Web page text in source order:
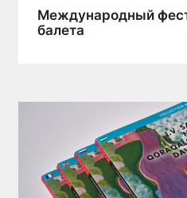
Международный
балета